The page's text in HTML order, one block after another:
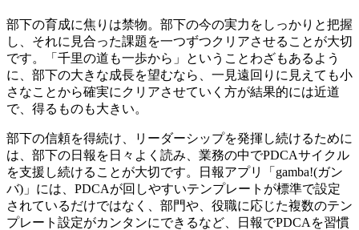
部下の育成に焦りは禁物。部下の今の実力をしっかりと把握
し、それに見合った課題を一つずつクリアさせることが大切
です。「千里の道も一歩から」ということわざもあるよう
に、部下の大きな成長を望むなら、一見遠回りに見えても小
さなことから確実にクリアさせていく方が結果的には近道
で、得るものも大きい。
部下の信頼を得続け、リーダーシップを発揮し続けるために
は、部下の日報を日々よく読み、業務の中でPDCAサイクル
を支援し続けることが大切です。日報アプリ「gamba!(ガン
バ)」には、PDCAが回しやすいテンプレートが標準で設定
されているだけではなく、部門や、役職に応じた複数のテン
プレート設定がカンタンにできるなど、日報でPDCAを習慣